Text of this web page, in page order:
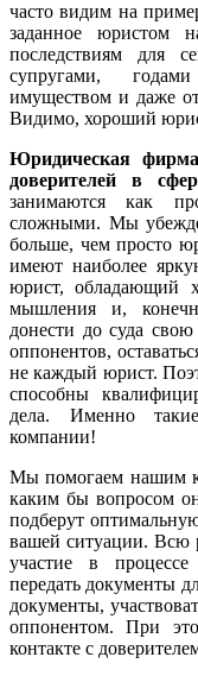
часто видим на
заданное юристом
последствиям для
супругами,
имуществом и даже
Видимо, хороший
Юридическая
доверителей в
занимаются как
сложными. Мы
больше, чем просто
имеют наиболее
юрист, обладающий
мышления и,
донести до суда
оппонентов,
не каждый юрист.
способны
дела. Именно
компании!
Мы помогаем нашим
каким бы вопросом
подберут
вашей ситуации. Всю
участие в
передать документы
документы,
оппонентом. При
контакте с